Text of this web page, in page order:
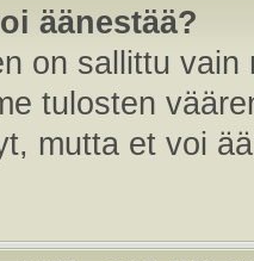
äänestää?
on sallittu
tulosten
mutta et voi